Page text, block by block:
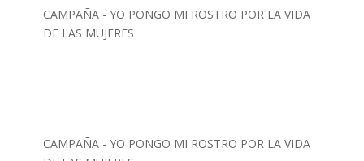
CAMPAÑA - YO PONGO MI ROSTRO POR LA VIDA
DE LAS MUJERES
CAMPAÑA - YO PONGO MI ROSTRO POR LA VIDA